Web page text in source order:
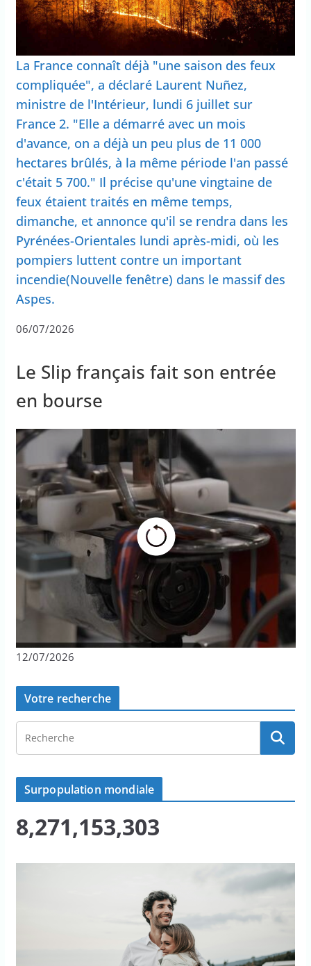
La France connaît déjà "une saison des feux
compliquée", a déclaré Laurent Nuñez,
ministre de l'Intérieur, lundi 6 juillet sur
France 2. "Elle a démarré avec un mois
d'avance, on a déjà un peu plus de 11 000
hectares brûlés, à la même période l'an passé
c'était 5 700." Il précise qu'une vingtaine de
feux étaient traités en même temps,
dimanche, et annonce qu'il se rendra dans les
Pyrénées-Orientales lundi après-midi, où les
pompiers luttent contre un important
incendie(Nouvelle fenêtre) dans le massif des
Aspes.
06/07/2026
Le Slip français fait son entrée
en bourse
12/07/2026
Votre recherche
Surpopulation mondiale
8,271,153,303